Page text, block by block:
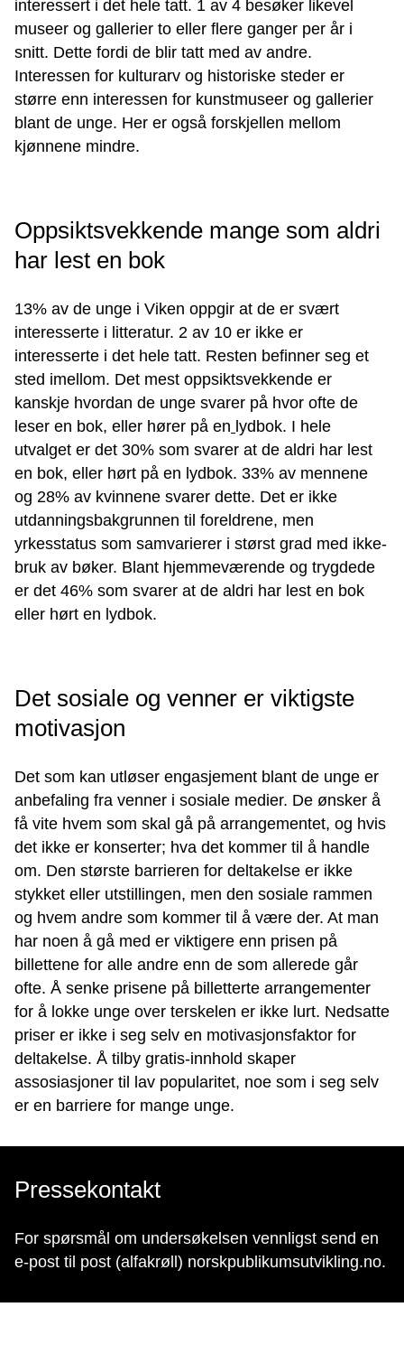
interessert i det hele tatt. 1 av 4 besøker likevel
museer og gallerier to eller flere ganger per år i
snitt. Dette fordi de blir tatt med av andre.
Interessen for kulturarv og historiske steder er
større enn interessen for kunstmuseer og gallerier
blant de unge. Her er også forskjellen mellom
kjønnene mindre.
Oppsiktsvekkende mange som aldri
har lest en bok
13% av de unge i Viken oppgir at de er svært
interesserte i litteratur. 2 av 10 er ikke er
interesserte i det hele tatt. Resten befinner seg et
sted imellom. Det mest oppsiktsvekkende er
kanskje hvordan de unge svarer på hvor ofte de
leser en bok, eller hører på en lydbok. I hele
utvalget er det 30% som svarer at de aldri har lest
en bok, eller hørt på en lydbok. 33% av mennene
og 28% av kvinnene svarer dette. Det er ikke
utdanningsbakgrunnen til foreldrene, men
yrkesstatus som samvarierer i størst grad med ikke-
bruk av bøker. Blant hjemmeværende og trygdede
er det 46% som svarer at de aldri har lest en bok
eller hørt en lydbok.
Det sosiale og venner er viktigste
motivasjon
Det som kan utløser engasjement blant de unge er
anbefaling fra venner i sosiale medier. De ønsker å
få vite hvem som skal gå på arrangementet, og hvis
det ikke er konserter; hva det kommer til å handle
om. Den største barrieren for deltakelse er ikke
stykket eller utstillingen, men den sosiale rammen
og hvem andre som kommer til å være der. At man
har noen å gå med er viktigere enn prisen på
billettene for alle andre enn de som allerede går
ofte. Å senke prisene på billetterte arrangementer
for å lokke unge over terskelen er ikke lurt. Nedsatte
priser er ikke i seg selv en motivasjonsfaktor for
deltakelse. Å tilby gratis-innhold skaper
assosiasjoner til lav popularitet, noe som i seg selv
er en barriere for mange unge.
Pressekontakt
For spørsmål om undersøkelsen vennligst send en
e-post til post (alfakrøll) norskpublikumsutvikling.no.